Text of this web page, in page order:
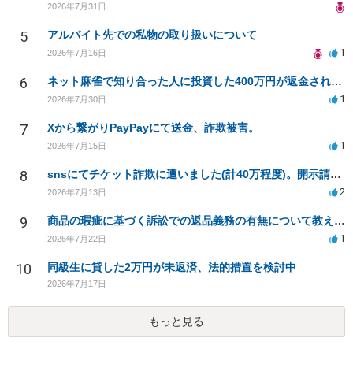
2026年7月31日
5 アルバイト先での私物の取り扱いについて
2026年7月16日 1
6 ネット麻雀で知り合った人に投資した400万円が返金されない
2026年7月30日 1
7 Xから繋がりPayPayにて送金、詐欺被害。
2026年7月15日 1
8 snsにてチケット詐欺に遭いました(計40万程度)。開示請求や今後の対応について質問したいです。
2026年7月13日 2
9 商品の瑕疵に基づく訴訟での返品義務の有無について教えてください
2026年7月22日 1
10 同級生に貸した2万円が未返済、法的措置を検討中
2026年7月17日
もっと見る